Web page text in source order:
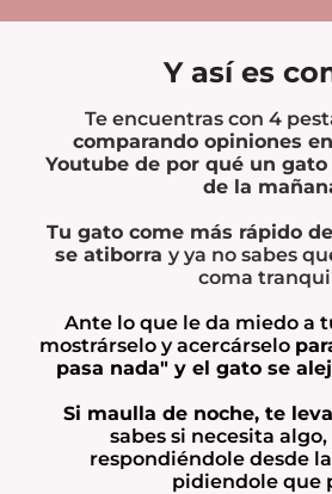
Y así es
Te encuentras con 4
comparando opiniones
Youtube de por qué un
de la
Tu gato come más rápido
se atiborra y ya no sabes
coma
Ante lo que le da miedo a
mostrárselo y acercárselo
pasa nada" y el gato se
Si maulla de noche, te
sabes si necesita
respondiéndole desde
pidiendole que